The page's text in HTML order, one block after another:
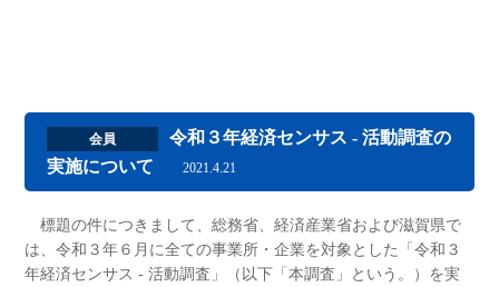
会員
令和３年経済センサス ‐ 活動調査の
実施について
2021.4.21
標題の件につきまして、総務省、経済産業省および滋賀県で
は、令和３年６月に全ての事業所・企業を対象とした「令和３
年経済センサス ‐ 活動調査」（以下「本調査」という。）を実